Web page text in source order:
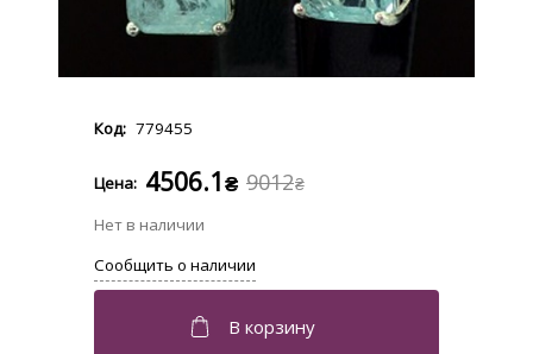
779455
9012₴
4506.1₴